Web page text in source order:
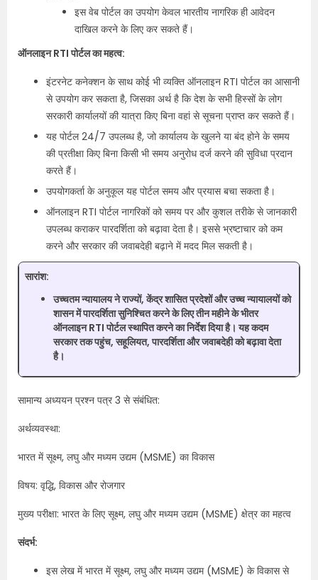
इस वेब पोर्टल का उपयोग केवल भारतीय नागरिक ही आवेदन
दाखिल करने के लिए कर सकते हैं।
ऑनलाइन RTI पोर्टल का महत्व:
इंटरनेट कनेक्शन के साथ कोई भी व्यक्ति ऑनलाइन RTI पोर्टल का आसानी
से उपयोग कर सकता है, जिसका अर्थ है कि देश के सभी हिस्सों के लोग
सरकारी कार्यालयों की यात्रा किए बिना वहां से सूचना प्राप्त कर सकते हैं।
यह पोर्टल 24/7 उपलब्ध है, जो कार्यालय के खुलने या बंद होने के समय
की प्रतीक्षा किए बिना किसी भी समय अनुरोध दर्ज करने की सुविधा प्रदान
करते हैं।
उपयोगकर्ता के अनुकूल यह पोर्टल समय और प्रयास बचा सकता है।
ऑनलाइन RTI पोर्टल नागरिकों को समय पर और कुशल तरीके से जानकारी
उपलब्ध कराकर पारदर्शिता को बढ़ावा देता है। इससे भ्रष्टाचार को कम
करने और सरकार की जवाबदेही बढ़ाने में मदद मिल सकती है।
सारांश:
उच्चतम न्यायालय ने राज्यों, केंद्र शासित प्रदेशों और उच्च न्यायालयों को
शासन में पारदर्शिता सुनिश्चित करने के लिए तीन महीने के भीतर
ऑनलाइन RTI पोर्टल स्थापित करने का निर्देश दिया है। यह कदम
सरकार तक पहुंच, सहूलियत, पारदर्शिता और जवाबदेही को बढ़ावा देता
है।
सामान्य अध्ययन प्रश्न पत्र 3 से संबंधित:
अर्थव्यवस्था:
भारत में सूक्ष्म, लघु और मध्यम उद्यम (MSME) का विकास
विषय: वृद्धि, विकास और रोजगार
मुख्य परीक्षा: भारत के लिए सूक्ष्म, लघु और मध्यम उद्यम (MSME) क्षेत्र का महत्व
संदर्भ:
इस लेख में भारत में सूक्ष्म, लघु और मध्यम उद्यम (MSME) के विकास से